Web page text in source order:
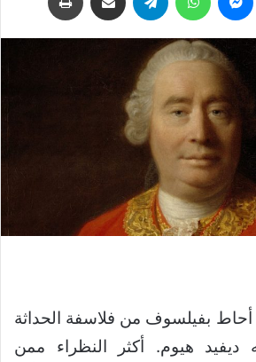
بفيلسوف من فلاسفة الحداثة
هيوم. أكثر النظراء ممن